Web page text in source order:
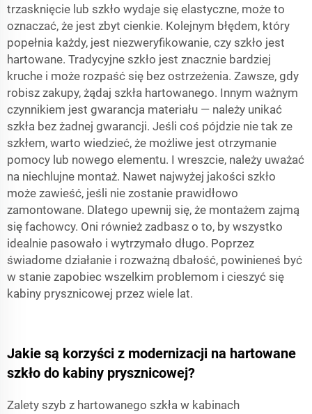
trzasknięcie lub szkło wydaje się elastyczne, może to
oznaczać, że jest zbyt cienkie. Kolejnym błędem, który
popełnia każdy, jest niezweryfikowanie, czy szkło jest
hartowane. Tradycyjne szkło jest znacznie bardziej
kruche i może rozpaść się bez ostrzeżenia. Zawsze, gdy
robisz zakupy, żądaj szkła hartowanego. Innym ważnym
czynnikiem jest gwarancja materiału — należy unikać
szkła bez żadnej gwarancji. Jeśli coś pójdzie nie tak ze
szkłem, warto wiedzieć, że możliwe jest otrzymanie
pomocy lub nowego elementu. I wreszcie, należy uważać
na niechlujne montaż. Nawet najwyżej jakości szkło
może zawieść, jeśli nie zostanie prawidłowo
zamontowane. Dlatego upewnij się, że montażem zajmą
się fachowcy. Oni również zadbasz o to, by wszystko
idealnie pasowało i wytrzymało długo. Poprzez
świadome działanie i rozważną dbałość, powinieneś być
w stanie zapobiec wszelkim problemom i cieszyć się
kabiny prysznicowej przez wiele lat.
Jakie są korzyści z modernizacji na hartowane
szkło do kabiny prysznicowej?
Zalety szyb z hartowanego szkła w kabinach